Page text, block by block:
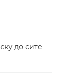
до сите